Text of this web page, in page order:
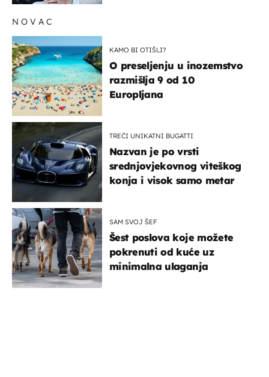
NOVAC
KAMO BI OTIŠLI?
O preseljenju u inozemstvo
razmišlja 9 od 10
Europljana
TREĆI UNIKATNI BUGATTI
Nazvan je po vrsti
srednjovjekovnog viteškog
konja i visok samo metar
SAM SVOJ ŠEF
Šest poslova koje možete
pokrenuti od kuće uz
minimalna ulaganja